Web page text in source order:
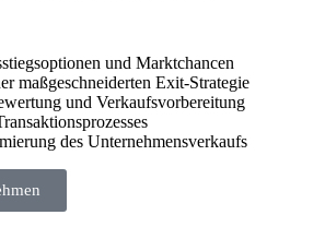
und Marktchancen
maßgeschneiderten Exit-Strategie
und Verkaufsvorbereitung
des Unternehmensverkaufs